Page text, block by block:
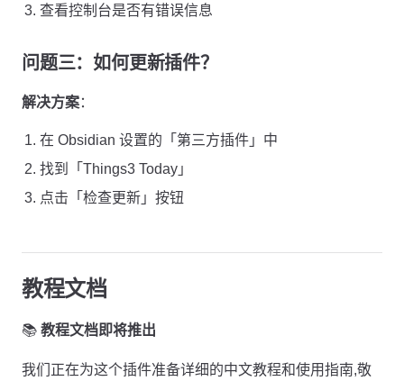
查看控制台是否有错误信息
问题三：如何更新插件？
解决方案：
在 Obsidian 设置的「第三方插件」中
找到「Things3 Today」
点击「检查更新」按钮
教程文档
📚 教程文档即将推出
我们正在为这个插件准备详细的中文教程和使用指南,敬